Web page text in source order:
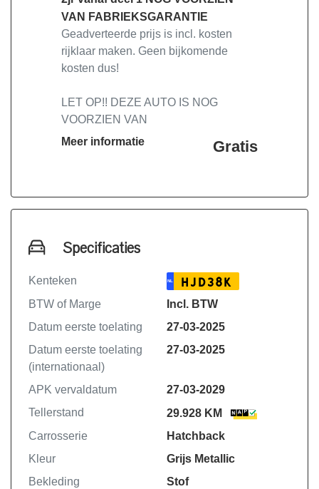
VAN FABRIEKSGARANTIE
Geadverteerde prijs is incl. kosten
rijklaar maken. Geen bijkomende
kosten dus!
LET OP!! DEZE AUTO IS NOG
VOORZIEN VAN
FABRIEKSGARANTIE, LET OP!!
Deze auto heeft standaard 2 jaar
-Onderhoudsbeurt volgens
FABRIEKSOPGAVE IVM
FABRIEKSGARANTIE!
-48 maand APK vanaf deel 1
-Complete kwaliteitscontrole
Privileges van Auto Oosterhof
-Professionele poetsbeurt exterieur en
interieur
-Minimaal 25,- brandstof
Kortom zorgeloos op weg.
Meer informatie Gratis
Specificaties
Kenteken NL HJD38K
BTW of Marge
Incl. BTW
Datum eerste toelating
27-03-2025
Datum eerste toelating
(internationaal)
27-03-2025
APK vervaldatum
27-03-2029
Tellerstand
29.928 KM
Carrosserie
Hatchback
Kleur
Grijs Metallic
Bekleding
Stof